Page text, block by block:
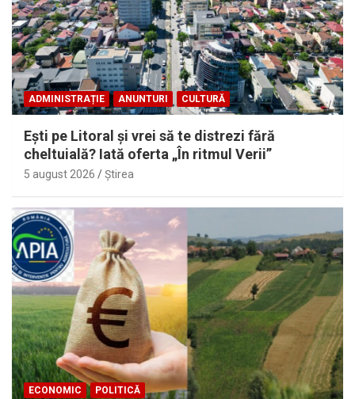
ADMINISTRAȚIE ANUNTURI CULTURĂ
Eşti pe Litoral şi vrei să te distrezi fără
cheltuială? Iată oferta „În ritmul Verii”
5 august 2026 Ştirea
ECONOMIC POLITICĂ